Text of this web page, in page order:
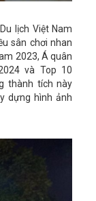
lịch Việt Nam
sân chơi nhan
2023, Á quân
và Top 10
thành tích này
dựng hình ảnh